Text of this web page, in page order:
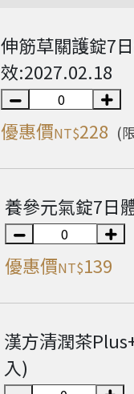
伸筋草關護錠7
效:2027.02.18
優惠價NT$228 (
養參元氣錠7日
優惠價NT$139
漢方清潤茶
入)